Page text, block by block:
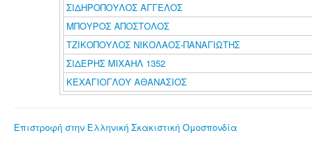
ΣΙΔΗΡΟΠΟΥΛΟΣ ΑΓΓΕΛΟΣ
ΜΠΟΥΡΟΣ ΑΠΟΣΤΟΛΟΣ
ΤΖΙΚΟΠΟΥΛΟΣ ΝΙΚΟΛΑΟΣ-ΠΑΝΑΓΙΩΤΗΣ
ΣΙΔΕΡΗΣ ΜΙΧΑΗΛ 1352
ΚΕΧΑΓΙΟΓΛΟΥ ΑΘΑΝΑΣΙΟΣ
Επιστροφή στην Ελληνική Σκακιστική Ομοσπονδία